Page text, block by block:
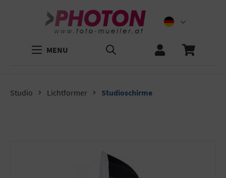
MENU
Studio Lichtformer Studioschirme